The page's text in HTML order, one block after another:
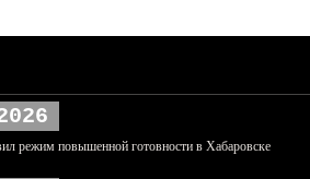
режим повышенной готовности в Хабаровске